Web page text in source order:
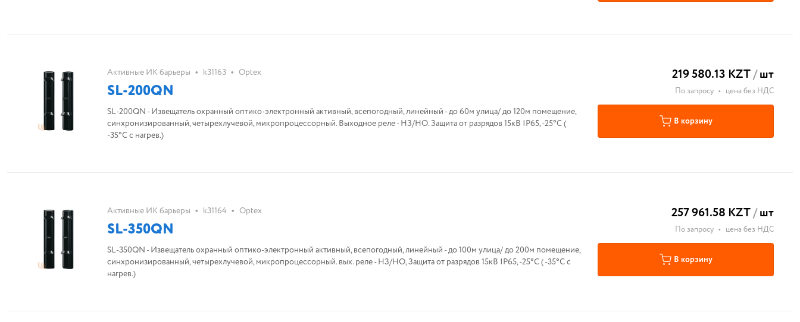
Активные ИК барьеры • k31163 • Optex
SL-200QN
SL-200QN - Извещатель охранный оптико-электронный активный, всепогодный, линейный - до 60м улица/ до 120м помещение,
синхронизированный, четырехлучевой, микропроцессорный. Выходное реле - НЗ/НО. Защита от разрядов 15кВ IP65, -25°С (
-35°С с нагрев.)
219 580.13 KZT/шт
По запросу • цена без НДС
В корзину
Активные ИК барьеры • k31164 • Optex
SL-350QN
SL-350QN - Извещатель охранный оптико-электронный активный, всепогодный, линейный - до 100м улица/ до 200м помещение,
синхронизированный, четырехлучевой, микропроцессорный. вых. реле - НЗ/НО, Защита от разрядов 15кВ IP65, -25°С ( -35°С с
нагрев.)
257 961.58 KZT/шт
По запросу • цена без НДС
В корзину